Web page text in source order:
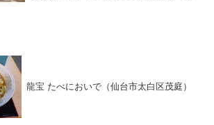
龍宝 たべにおいで（仙台市太白区茂庭）